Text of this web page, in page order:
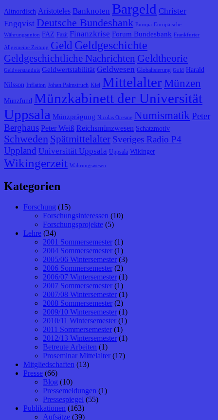
Altnordisch Aristoteles Banknoten Bargeld Christer
Engqvist Deutsche Bundesbank Europa
Europäische
Währungsunion FAZ Fazit Finanzkrise Forum Bundesbank Frankfurter
Allgemeine Zeitung Geld Geldgeschichte
Geldgeschichtliche Nachrichten Geldtheorie
Geldverständnis Geldwertstabilität Geldwesen Globalisierung Gold Harald
Nilsson Inflation Johan Palmstruch Kiel Mittelalter Münzen
Münzfund Münzkabinett der Universität
Uppsala Münzprägung Nicolas Oresme Numismatik Peter
Berghaus Peter Weiß Reichsmünzwesen Schatzmotiv
Schweden Spätmittelalter Sveriges Radio P4
Uppland Universität Uppsala Uppsala Wikinger
Wikingerzeit Währungswesen
Kategorien
Forschung (15)
Forschungsinteressen (10)
Forschungsprojekte (5)
Lehre (34)
2001 Sommersemester (1)
2004 Sommersemester (1)
2005/06 Wintersemester (3)
2006 Sommersemester (2)
2006/07 Wintersemester (1)
2007 Sommersemester (1)
2007/08 Wintersemester (1)
2008 Sommersemester (2)
2009/10 Wintersemester (1)
2010/11 Wintersemester (1)
2011 Sommersemester (1)
2012/13 Wintersemester (1)
Betreute Arbeiten (1)
Proseminar Mittelalter (17)
Mitgliedschaften (13)
Presse (66)
Blog (10)
Pressemeldungen (1)
Pressespiegel (55)
Publikationen (163)
Aufsätze (39)